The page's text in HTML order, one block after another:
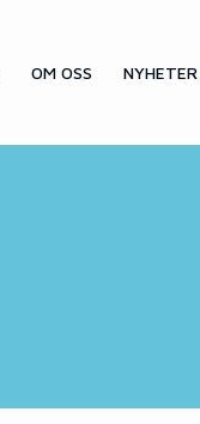
OM OSS NYHETER